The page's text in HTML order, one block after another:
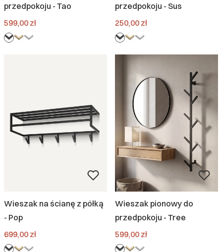
przedpokoju - Tao
Cena
599,00 zł
przedpokoju - Sus
Cena
250,00 zł
Wieszak na ścianę z półką
- Pop
Cena
699,00 zł
Wieszak pionowy do
przedpokoju - Tree
Cena
599,00 zł